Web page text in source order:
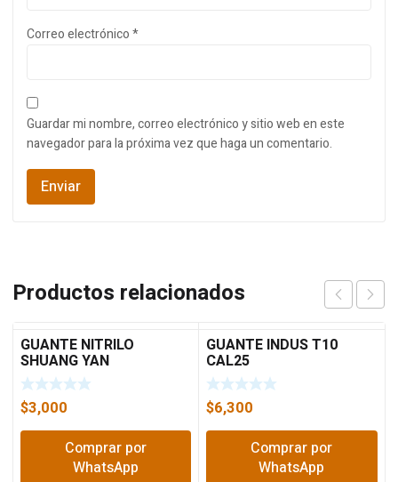
Correo electrónico*
Guardar mi nombre, correo electrónico y sitio web en este
navegador para la próxima vez que haga un comentario.
Productos relacionados
GUANTE NITRILO
SHUANG YAN
$3,000
Comprar por
WhatsApp
GUANTE INDUS T10
CAL25
$6,300
Comprar por
WhatsApp